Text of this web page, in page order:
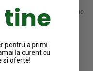
generoasa de crema pe
pentru a primi
la curent cu
si oferte!